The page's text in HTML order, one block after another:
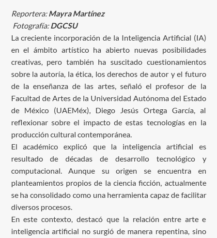
Reportera:Mayra Martínez
Fotografía:DGCSU
La creciente incorporación de la Inteligencia Artificial (IA)
en el ámbito artístico ha abierto nuevas posibilidades
creativas, pero también ha suscitado cuestionamientos
sobre la autoría, la ética, los derechos de autor y el futuro
de la enseñanza de las artes, señaló el profesor de la
Facultad de Artes de la Universidad Autónoma del Estado
de México (UAEMéx), Diego Jesús Ortega García, al
reflexionar sobre el impacto de estas tecnologías en la
producción cultural contemporánea.
El académico explicó que la inteligencia artificial es
resultado de décadas de desarrollo tecnológico y
computacional. Aunque su origen se encuentra en
planteamientos propios de la ciencia ficción, actualmente
se ha consolidado como una herramienta capaz de facilitar
diversos procesos.
En este contexto, destacó que la relación entre arte e
inteligencia artificial no surgió de manera repentina, sino